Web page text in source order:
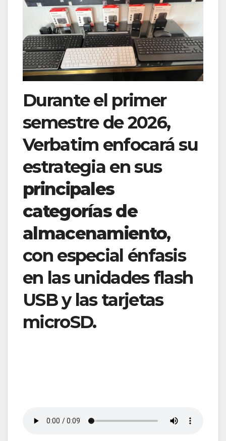
Durante el primer
semestre de 2026,
Verbatim enfocará su
estrategia en sus
principales
categorías de
almacenamiento,
con especial énfasis
en las unidades flash
USB y las tarjetas
microSD.